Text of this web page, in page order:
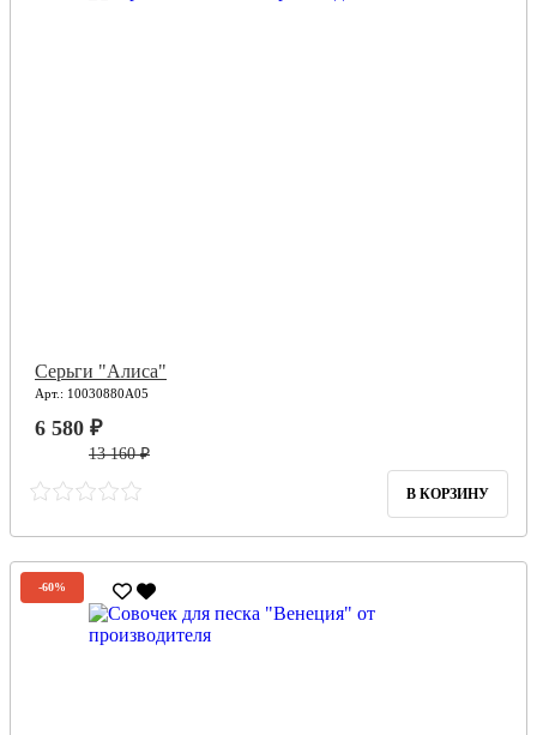
Серьги "Алиса"
Арт.: 10030880А05
6 580 ₽
13 160 ₽
В КОРЗИНУ
-60%